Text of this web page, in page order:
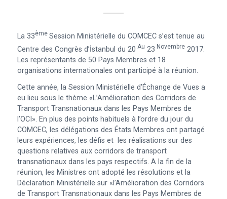
La 33Ème Session Ministérielle du COMCEC s’est tenue au
Centre des Congrès d’İstanbul du 20 Au 23 Novembre2017.
Les représentants de 50 Pays Membres et 18
organisations internationales ont participé à la réunion.
Cette année, la Session Ministérielle d’Échange de Vues a
eu lieu sous le thème «L’Amélioration des Corridors de
Transport Transnationaux dans les Pays Membres de
l’OCI». En plus des points habituels à l’ordre du jour du
COMCEC, les délégations des États Membres ont partagé
leurs expériences, les défis et les réalisations sur des
questions relatives aux corridors de transport
transnationaux dans les pays respectifs. A la fin de la
réunion, les Ministres ont adopté les résolutions et la
Déclaration Ministérielle sur «l’Amélioration des Corridors
de Transport Transnationaux dans les Pays Membres de